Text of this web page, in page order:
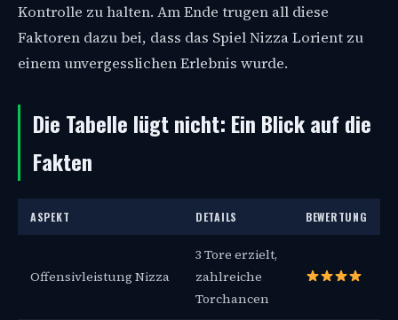
Kontrolle zu halten. Am Ende trugen all diese
Faktoren dazu bei, dass das Spiel Nizza Lorient zu
einem unvergesslichen Erlebnis wurde.
Die Tabelle lügt nicht: Ein Blick auf die
Fakten
ASPEKT DETAILS BEWERTUNG
Offensivleistung Nizza
3 Tore erzielt,
zahlreiche
Torchancen